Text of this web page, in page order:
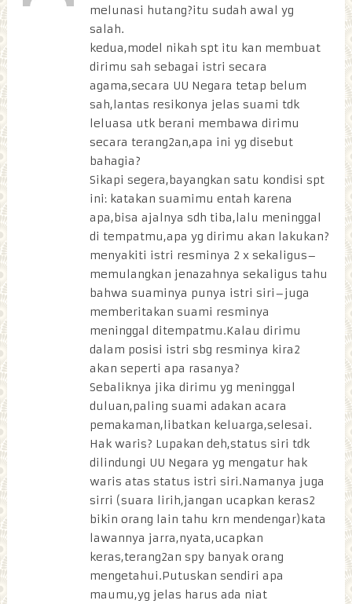
melunasi hutang?itu sudah awal yg
salah.
kedua,model nikah spt itu kan membuat
dirimu sah sebagai istri secara
agama,secara UU Negara tetap belum
sah,lantas resikonya jelas suami tdk
leluasa utk berani membawa dirimu
secara terang2an,apa ini yg disebut
bahagia?
Sikapi segera,bayangkan satu kondisi spt
ini: katakan suamimu entah karena
apa,bisa ajalnya sdh tiba,lalu meninggal
di tempatmu,apa yg dirimu akan lakukan?
menyakiti istri resminya 2 x sekaligus–
memulangkan jenazahnya sekaligus tahu
bahwa suaminya punya istri siri–juga
memberitakan suami resminya
meninggal ditempatmu.Kalau dirimu
dalam posisi istri sbg resminya kira2
akan seperti apa rasanya?
Sebaliknya jika dirimu yg meninggal
duluan,paling suami adakan acara
pemakaman,libatkan keluarga,selesai.
Hak waris? Lupakan deh,status siri tdk
dilindungi UU Negara yg mengatur hak
waris atas status istri siri.Namanya juga
sirri (suara lirih,jangan ucapkan keras2
bikin orang lain tahu krn mendengar)kata
lawannya jarra,nyata,ucapkan
keras,terang2an spy banyak orang
mengetahui.Putuskan sendiri apa
maumu,yg jelas harus ada niat